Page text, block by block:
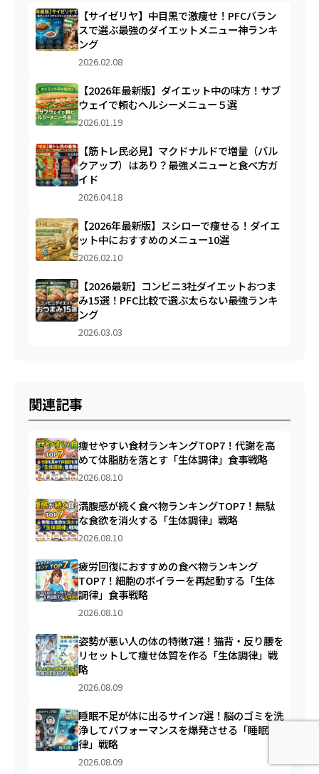
【サイゼリヤ】中目黒で激痩せ！PFCバラン
スで選ぶ最強のダイエットメニュー神ランキ
ング
2026.02.08
【2026年最新版】ダイエット中の味方！サブ
ウェイで頼むヘルシーメニュー５選
2026.01.19
【筋トレ民必見】マクドナルドで増量（バル
クアップ）はあり？最強メニューと食べ方ガ
イド
2026.04.18
【2026年最新版】スシローで痩せる！ダイエ
ット中におすすめのメニュー10選
2026.02.10
【2026最新】コンビニ3社ダイエットおつま
み15選！PFC比較で選ぶ太らない最強ランキ
ング
2026.03.03
関連記事
痩せやすい食材ランキングTOP7！代謝を高
めて体脂肪を落とす「生体調律」食事戦略
2026.08.10
満腹感が続く食べ物ランキングTOP7！無駄
な食欲を消火する「生体調律」戦略
2026.08.10
疲労回復におすすめの食べ物ランキング
TOP7！細胞のボイラーを再起動する「生体
調律」食事戦略
2026.08.10
姿勢が悪い人の体の特徴7選！猫背・反り腰を
リセットして痩せ体質を作る「生体調律」戦
略
2026.08.09
睡眠不足が体に出るサイン7選！脳のゴミを洗
浄してパフォーマンスを爆発させる「睡眠調
律」戦略
2026.08.09